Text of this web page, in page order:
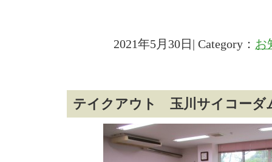
2021年5月30日| Category： お
テイクアウト 玉川サイコーダ